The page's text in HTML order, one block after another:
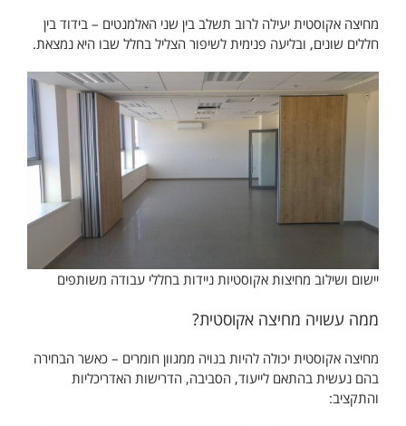
מחיצה אקוסטית יעילה לרוב תשלב בין שני האלמנטים – בידוד בין
חללים שונים, ובליעה פנימית לשיפור הצליל בחלל שבו היא נמצאת.
יישום ושילוב מחיצות אקוסטיות ניידות בחללי עבודה משותפים
ממה עשויה מחיצה אקוסטית?
מחיצה אקוסטית יכולה להיות בנויה ממגוון חומרים – כאשר הבחירה
בהם נעשית בהתאם לייעוד, הסביבה, הדרישות האדריכליות
והתקציב: